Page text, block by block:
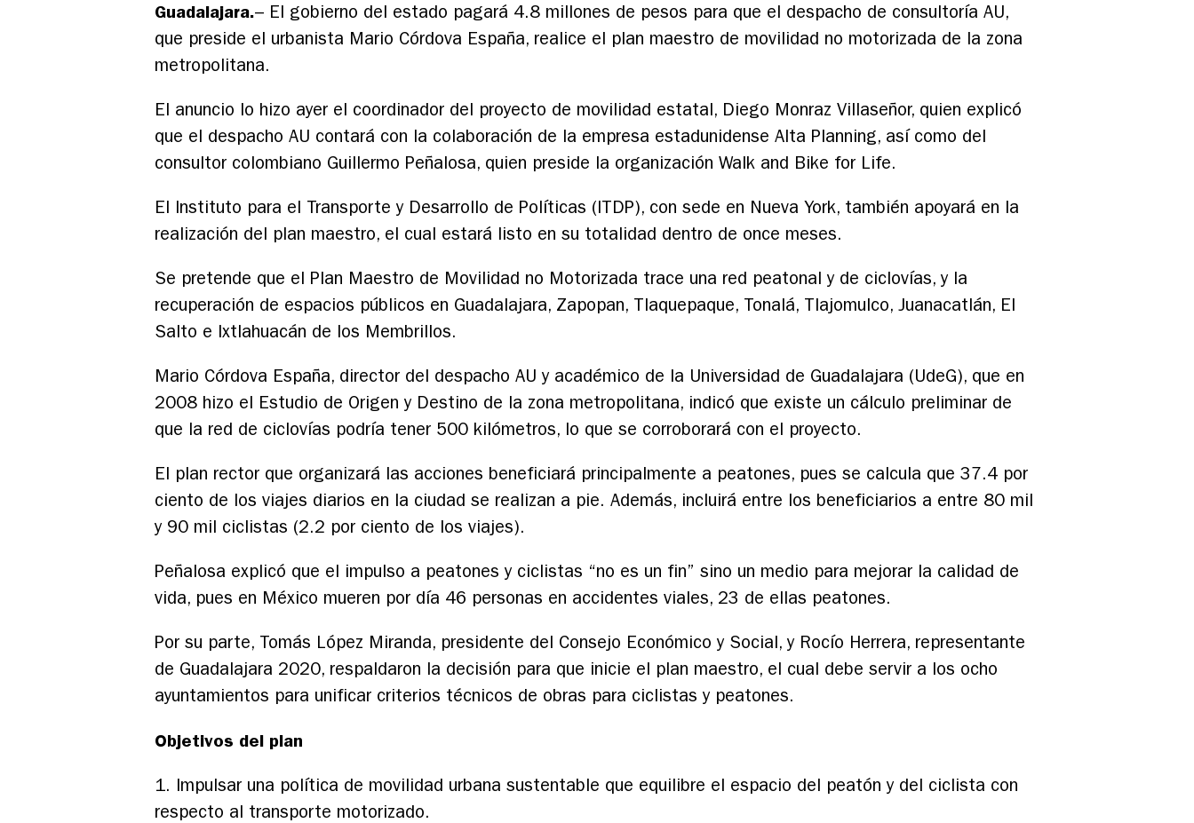
Guadalajara.– El gobierno del estado pagará 4.8 millones de pesos para que el despacho de consultoría AU,
que preside el urbanista Mario Córdova España, realice el plan maestro de movilidad no motorizada de la zona
metropolitana.
El anuncio lo hizo ayer el coordinador del proyecto de movilidad estatal, Diego Monraz Villaseñor, quien explicó
que el despacho AU contará con la colaboración de la empresa estadunidense Alta Planning, así como del
consultor colombiano Guillermo Peñalosa, quien preside la organización Walk and Bike for Life.
El Instituto para el Transporte y Desarrollo de Políticas (ITDP), con sede en Nueva York, también apoyará en la
realización del plan maestro, el cual estará listo en su totalidad dentro de once meses.
Se pretende que el Plan Maestro de Movilidad no Motorizada trace una red peatonal y de ciclovías, y la
recuperación de espacios públicos en Guadalajara, Zapopan, Tlaquepaque, Tonalá, Tlajomulco, Juanacatlán, El
Salto e Ixtlahuacán de los Membrillos.
Mario Córdova España, director del despacho AU y académico de la Universidad de Guadalajara (UdeG), que en
2008 hizo el Estudio de Origen y Destino de la zona metropolitana, indicó que existe un cálculo preliminar de
que la red de ciclovías podría tener 500 kilómetros, lo que se corroborará con el proyecto.
El plan rector que organizará las acciones beneficiará principalmente a peatones, pues se calcula que 37.4 por
ciento de los viajes diarios en la ciudad se realizan a pie. Además, incluirá entre los beneficiarios a entre 80 mil
y 90 mil ciclistas (2.2 por ciento de los viajes).
Peñalosa explicó que el impulso a peatones y ciclistas “no es un fin” sino un medio para mejorar la calidad de
vida, pues en México mueren por día 46 personas en accidentes viales, 23 de ellas peatones.
Por su parte, Tomás López Miranda, presidente del Consejo Económico y Social, y Rocío Herrera, representante
de Guadalajara 2020, respaldaron la decisión para que inicie el plan maestro, el cual debe servir a los ocho
ayuntamientos para unificar criterios técnicos de obras para ciclistas y peatones.
Objetivos del plan
1. Impulsar una política de movilidad urbana sustentable que equilibre el espacio del peatón y del ciclista con
respecto al transporte motorizado.